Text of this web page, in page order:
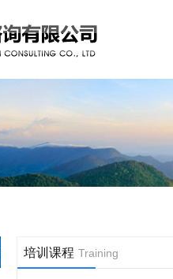
培训课程 Training